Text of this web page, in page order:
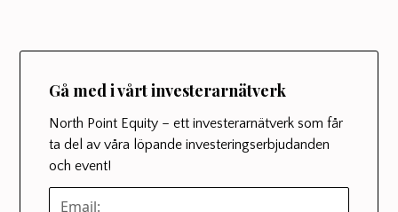
Gå med i vårt investerarnätverk
North Point Equity – ett investerarnätverk som får
ta del av våra löpande investeringserbjudanden
och event!